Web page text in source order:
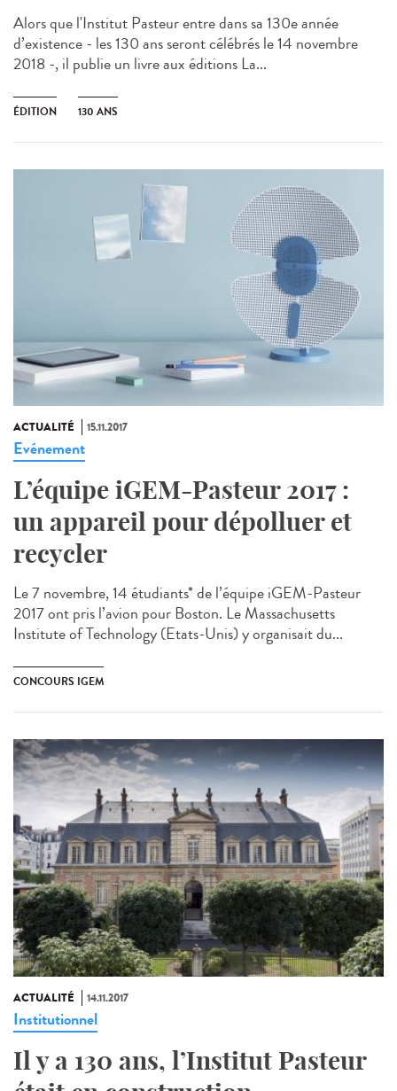
Alors que l'Institut Pasteur entre dans sa 130e année
d’existence - les 130 ans seront célébrés le 14 novembre
2018 -, il publie un livre aux éditions La...
ÉDITION 130 ANS
ACTUALITÉ 15.11.2017
Evénement
L’équipe iGEM-Pasteur 2017 :
un appareil pour dépolluer et
recycler
Le 7 novembre, 14 étudiants* de l’équipe iGEM-Pasteur
2017 ont pris l’avion pour Boston. Le Massachusetts
Institute of Technology (Etats-Unis) y organisait du...
CONCOURS IGEM
ACTUALITÉ 14.11.2017
Institutionnel
Il y a 130 ans, l’Institut Pasteur